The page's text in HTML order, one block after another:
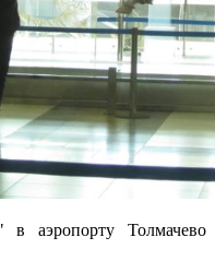
в аэропорту Толмачево